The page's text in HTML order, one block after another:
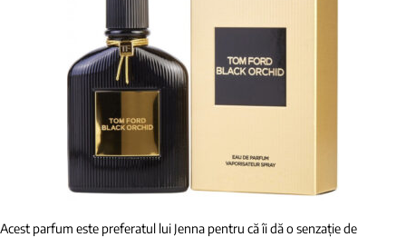
Acest parfum este preferatul lui Jenna pentru că îi dă o senzație de